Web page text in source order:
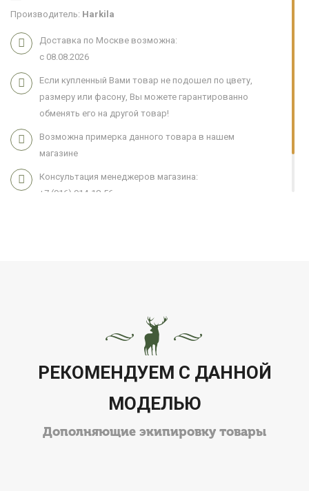
Производитель: Harkila
Доставка по Москве возможна:
с 08.08.2026
Если купленный Вами товар не подошел по цвету,
размеру или фасону, Вы можете гарантированно
обменять его на другой товар!
Возможна примерка данного товара в нашем
магазине
Консультация менеджеров магазина:
+7 (916) 914-18-56
РЕКОМЕНДУЕМ С ДАННОЙ
МОДЕЛЬЮ
Дополняющие экипировку товары